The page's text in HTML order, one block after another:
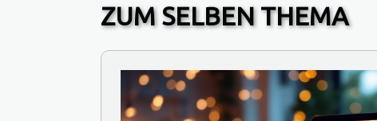
ZUM SELBEN THEMA